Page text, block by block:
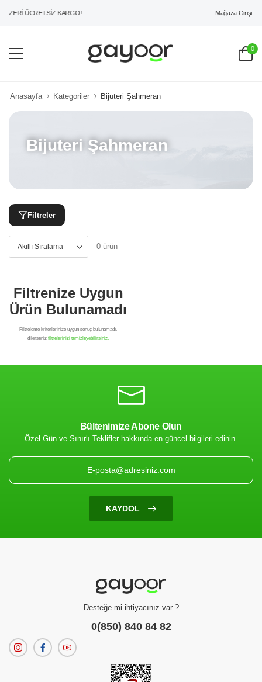
ÜCRETSİZ KARGO! Mağaza Girişi
0
Anasayfa Kategoriler Bijuteri Şahmeran
Bijuteri Şahmeran
Filtreler
0 ürün
Filtrenize Uygun
Ürün Bulunamadı
Bültenimize Abone Olun
Özel Gün ve Sınırlı Teklifler hakkında en güncel bilgileri edinin.
KAYDOL
Desteğe mi ihtiyacınız var ?
0(850) 840 84 82